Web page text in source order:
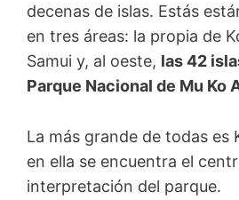
decenas de islas. Estás
en tres áreas: la propia de
Samui y, al oeste, las 42
Parque Nacional de Mu Ko
La más grande de todas es
en ella se encuentra el
interpretación del parque.